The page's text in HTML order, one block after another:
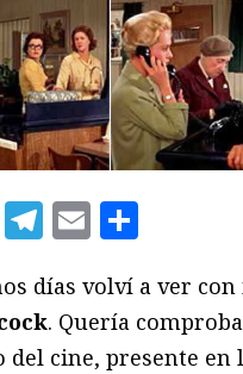
Twitter
Telegram
Email
días volví a ver
. Quería
del cine, presente